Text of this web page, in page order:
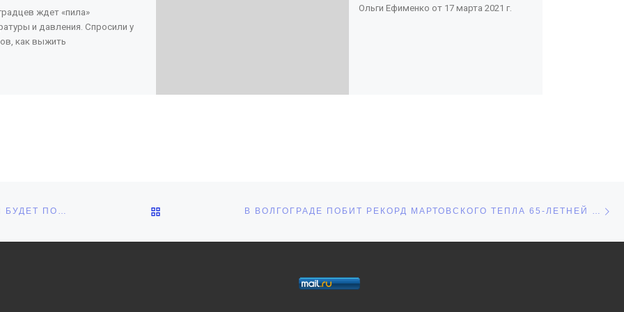
ждет «пила»
и давления. Спросили у
как выжить
Ольги Ефименко от 17 марта 2021 г.
ХОЛОД, СНЕГ И КРАТКОВРЕМЕННАЯ ОТТЕПЕЛЬ: КАКАЯ БУДЕТ ПОГОДА В МАРТЕ 2025 В ВОЛГОГРАДЕ И ОБЛАСТИ ОБРАТНО К СПИСКУ ЗАПИСЕЙ В ВОЛГОГРАДЕ ПОБИТ РЕКОРД МАРТОВСКОГО ТЕПЛА 65-ЛЕТНЕЙ ДАВНОСТИ. СИНОПТИКИ ОБЕЩАЮТ РЕЗКОЕ ПОХОЛОДАНИЕ